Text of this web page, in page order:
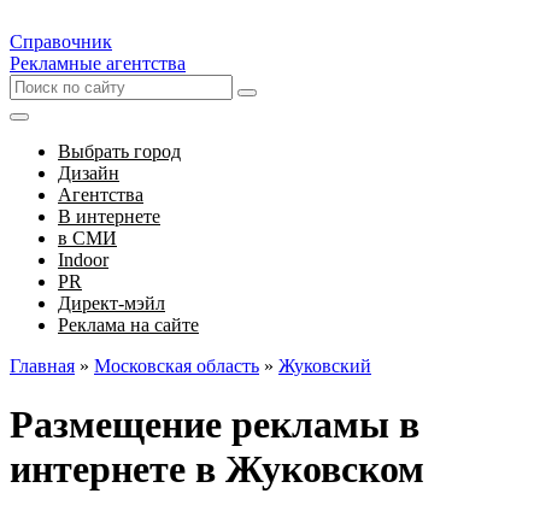
Справочник
Рекламные агентства
Выбрать город
Дизайн
Агентства
В интернете
в СМИ
Indoor
PR
Директ-мэйл
Реклама на сайте
Главная » Московская область » Жуковский
Размещение рекламы в
интернете в Жуковском